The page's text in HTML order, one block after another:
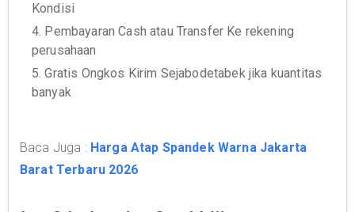
Kondisi
4. Pembayaran Cash atau Transfer Ke rekening
perusahaan
5. Gratis Ongkos Kirim Sejabodetabek jika kuantitas
banyak
Baca Juga : Harga Atap Spandek Warna Jakarta
Barat Terbaru 2026